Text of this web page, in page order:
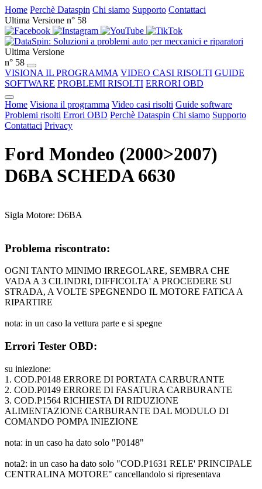
Home Perchè Dataspin Chi siamo Supporto Contattaci
Ultima Versione n° 58
Ultima Versione
n° 58
VISIONA IL PROGRAMMA VIDEO CASI RISOLTI GUIDE
SOFTWARE PROBLEMI RISOLTI ERRORI OBD
Home Visiona il programma Video casi risolti Guide software
Problemi risolti Errori OBD Perchè Dataspin Chi siamo Supporto
Contattaci Privacy
Ford Mondeo (2000>2007)
D6BA SCHEDA 6630
Sigla Motore: D6BA
Problema riscontrato:
OGNI TANTO MINIMO IRREGOLARE, SEMBRA CHE
VADA A 3 CILINDRI, DIFFICOLTA' A PROCEDERE SU
STRADA, A VOLTE SPEGNENDO IL MOTORE FATICA A
RIPARTIRE
nota: in un caso la vettura parte e si spegne
Errori Tester OBD:
su iniezione:
1. COD.P0148 ERRORE DI PORTATA CARBURANTE
2. COD.P0149 ERRORE DI FASATURA CARBURANTE
3. COD.P1564 RICHIESTA DI RIDUZIONE
ALIMENTAZIONE CARBURANTE DAL MODULO DI
COMANDO POMPA INIEZIONE
nota: in un caso ha dato solo "P0148"
nota2: in un caso ha dato solo "COD.P1631 RELE' PRINCIPALE
CENTRALINA MOTORE" cancellandolo si ripresentava